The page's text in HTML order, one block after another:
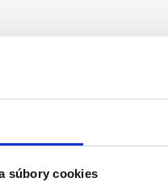
súbory cookies